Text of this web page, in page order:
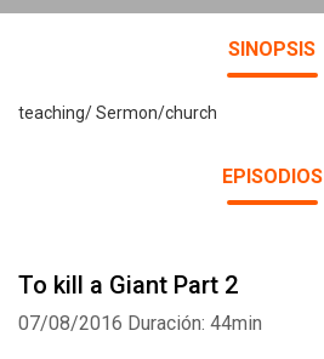
SINOPSIS
teaching/ Sermon/church
EPISODIOS
To kill a Giant Part 2
07/08/2016 Duración: 44min